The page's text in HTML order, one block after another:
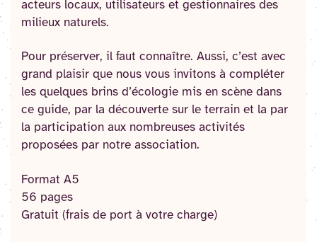
acteurs locaux, utilisateurs et gestionnaires des
milieux naturels.
Pour préserver, il faut connaître. Aussi, c’est avec
grand plaisir que nous vous invitons à compléter
les quelques brins d’écologie mis en scène dans
ce guide, par la découverte sur le terrain et la par
la participation aux nombreuses activités
proposées par notre association.
Format A5
56 pages
Gratuit (frais de port à votre charge)